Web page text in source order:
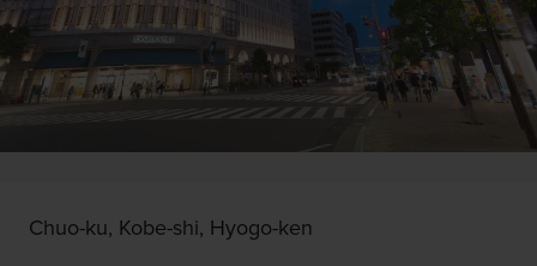
Chuo-ku, Kobe-shi, Hyogo-ken